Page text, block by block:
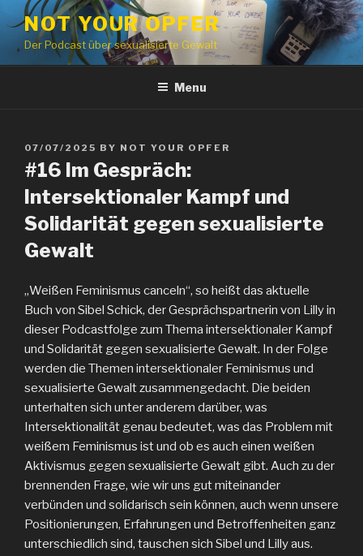
to
content
NOT YOUR OPFER
Der Podcast über sexualisierte Gewalt
Menu
POSTED
ON
07/07/2025 BY NOT YOUR OPFER
#16 Im Gespräch:
Intersektionaler Kampf und
Solidarität gegen sexualisierte
Gewalt
„Weißen Feminismus canceln“, so heißt das aktuelle
Buch von Sibel Schick, der Gesprächspartnerin von Lilly in
dieser Podcastfolge zum Thema intersektionaler Kampf
und Solidarität gegen sexualisierte Gewalt. In der Folge
werden die Themen intersektionaler Feminismus und
sexualisierte Gewalt zusammengedacht. Die beiden
unterhalten sich unter anderem darüber, was
Intersektionalität genau bedeutet, was das Problem mit
weißem Feminismus ist und ob es auch einen weißen
Aktivismus gegen sexualisierte Gewalt gibt. Auch zu der
brennenden Frage, wie wir uns gut miteinander
verbünden und solidarisch sein können, auch wenn unsere
Positionierungen, Erfahrungen und Betroffenheiten ganz
unterschiedlich sind, tauschen sich Sibel und Lilly aus.